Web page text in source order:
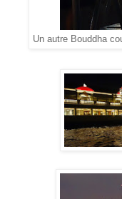
Un autre Bouddha